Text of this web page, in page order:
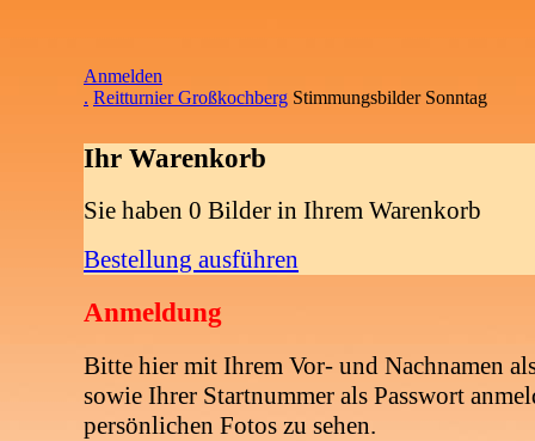
Anmelden
. Reitturnier Großkochberg Stimmungsbilder Sonntag
Ihr Warenkorb
Sie haben 0 Bilder in Ihrem Warenkorb
Bestellung ausführen
Anmeldung
Bitte hier mit Ihrem Vor- und Nachnamen
sowie Ihrer Startnummer als Passwort
persönlichen Fotos zu sehen.